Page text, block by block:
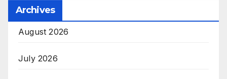
Archives
August 2026
July 2026